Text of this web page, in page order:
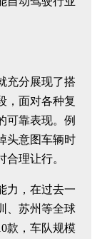
充分展现了搭
，面对各种复
可靠表现。例
头意图车辆时
理让行。
力，在过去一
、苏州等全球
款，车队规模